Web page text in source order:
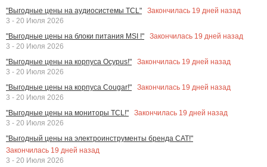
"Выгодные цены на аудиосистемы TCL"
Закончилась 19 дней назад
3 - 20 Июля 2026
"Выгодные цены на блоки питания MSI !"
Закончилась 19 дней назад
3 - 20 Июля 2026
"Выгодные цены на корпуса Ocypus!"
Закончилась 19 дней назад
3 - 20 Июля 2026
"Выгодные цены на корпуса Cougar!"
Закончилась 19 дней назад
3 - 20 Июля 2026
"Выгодные цены на мониторы TCL!"
Закончилась 19 дней назад
3 - 20 Июля 2026
"Выгодный цены на электроинструменты бренда CAT!"
Закончилась 19 дней назад
3 - 20 Июля 2026